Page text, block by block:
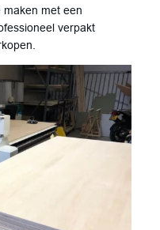
maken met een
verpakt